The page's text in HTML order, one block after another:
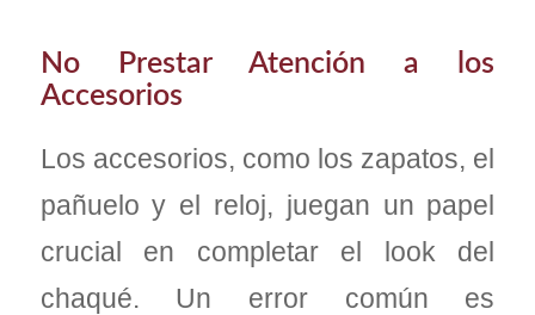
No Prestar Atención a los
Accesorios
Los accesorios, como los zapatos, el
pañuelo y el reloj, juegan un papel
crucial en completar el look del
chaqué. Un error común es